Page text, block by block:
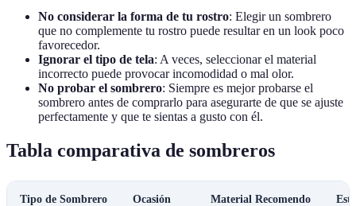
No considerar la forma de tu rostro: Elegir un sombrero
que no complemente tu rostro puede resultar en un look poco
favorecedor.
Ignorar el tipo de tela: A veces, seleccionar el material
incorrecto puede provocar incomodidad o mal olor.
No probar el sombrero: Siempre es mejor probarse el
sombrero antes de comprarlo para asegurarte de que se ajuste
perfectamente y que te sientas a gusto con él.
Tabla comparativa de sombreros
Tipo de Sombrero Ocasión Material Recomendo